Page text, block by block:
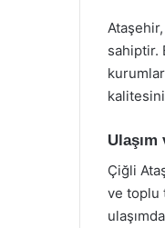
sahiptir.
kalitesini
Ulaşım
Çiğli
ve toplu